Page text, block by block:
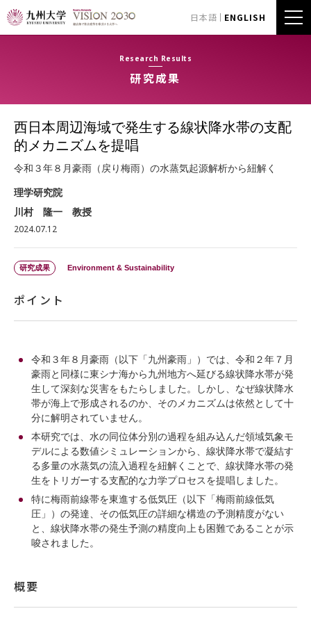
日本語 ENGLISH
Research Results
研究成果
西日本周辺海域で発生する線状降水帯の支配
的メカニズムを提唱
令和３年８月豪雨（戻り梅雨）の水蒸気起源解析から紐解く
理学研究院
川村 隆一 教授
2024.07.12
研究成果 Environment & Sustainability
ポイント
令和３年８月豪雨（以下「九州豪雨」）では、令和２年７月
豪雨と同様に東シナ海から九州地方へ延びる線状降水帯が発
生して深刻な災害をもたらしました。しかし、なぜ線状降水
帯が海上で形成されるのか、そのメカニズムは依然として十
分に解明されていません。
本研究では、水の同位体分別の過程を組み込んだ領域気象モ
デルによる数値シミュレーションから、線状降水帯で凝結す
る多量の水蒸気の流入過程を紐解くことで、線状降水帯の発
生をトリガーする支配的な力学プロセスを提唱しました。
特に梅雨前線帯を東進する低気圧（以下「梅雨前線低気
圧」）の発達、その低気圧の詳細な構造の予測精度がない
と、線状降水帯の発生予測の精度向上も困難であることが示
唆されました。
概要